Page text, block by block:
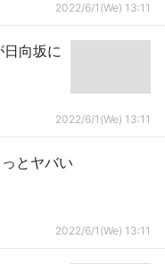
2022/6/1(We) 13:11
日向坂に
2022/6/1(We) 13:11
とヤバい
2022/6/1(We) 13:11